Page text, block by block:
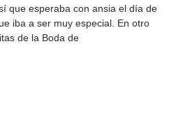
que esperaba con ansia el día de
iba a ser muy especial. En otro
de la Boda de